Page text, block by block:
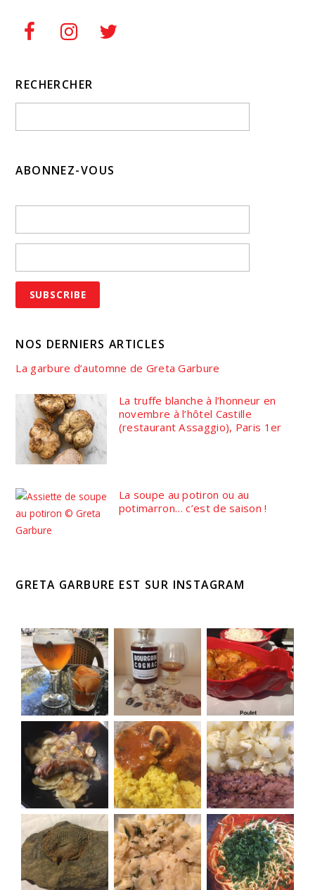
RECHERCHER
ABONNEZ-VOUS
NOS DERNIERS ARTICLES
La garbure d’automne de Greta Garbure
La truffe blanche à l’honneur en
novembre à l’hôtel Castille
(restaurant Assaggio), Paris 1er
La soupe au potiron ou au
potimarron… c’est de saison !
GRETA GARBURE EST SUR INSTAGRAM